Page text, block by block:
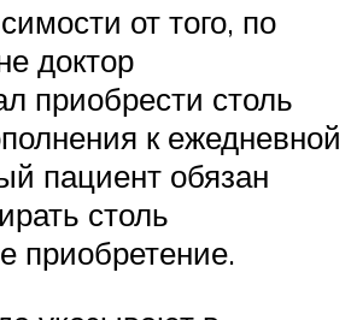
от того, по
доктор
приобрести столь
к ежедневной
пациент обязан
столь
приобретение.